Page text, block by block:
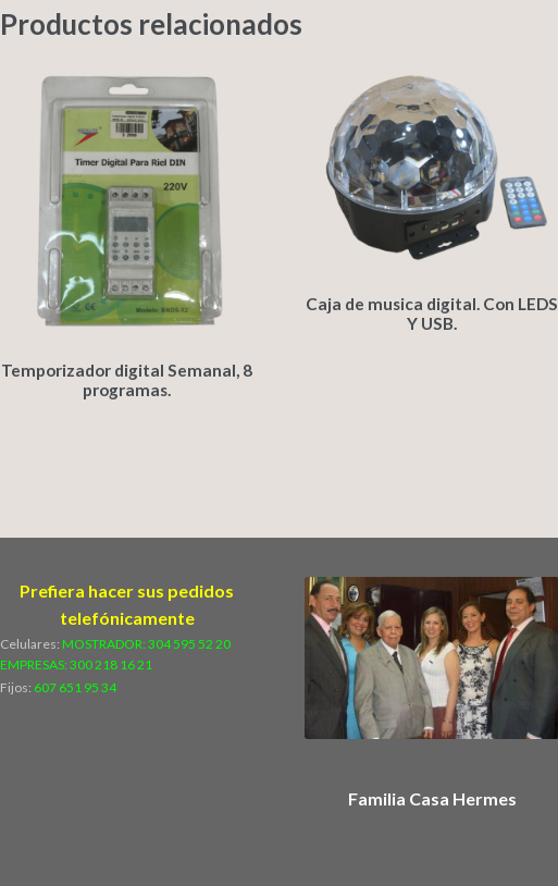
Productos relacionados
Temporizador digital Semanal, 8
programas.
Caja de musica digital. Con LEDS
Y USB.
Prefiera hacer sus pedidos
telefónicamente
Celulares: MOSTRADOR: 304 595 52 20
EMPRESAS:300 218 16 21
Fijos: 607 651 95 34
Familia Casa Hermes